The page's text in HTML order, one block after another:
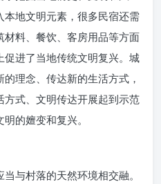
地文明元素，很多民宿还需
料、餐饮、客房用品等方面
进了当地传统文明复兴。城
理念、传达新的生活方式，
式、文明传达开展起到示范
的嬗变和复兴。
与村落的天然环境相交融。